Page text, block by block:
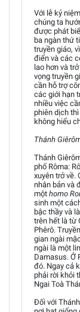
Với lễ kỷ
chúng ta
được phát
ba ngàn thứ
truyền giáo,
điển và các
lao hơn và
vọng truyền
cần hỗ trợ
các giới hạn
nhiều việc
phiên dịch
không hiểu
Thánh
Thánh
phố Rôma:
xuyên trở về.
nhân bản và
một homo
sinh một
bậc thầy và
trên hết là từ
Phêrô.
gian ngài
ngài là một
Damasus. Ở
đó. Ngay cả
phải rời khỏi
Ngai Toà
Đối với